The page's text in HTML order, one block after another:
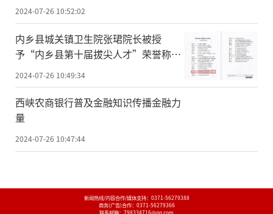
2024-07-26 10:52:02
内乡县城关镇卫生院张珺院长被授
予“内乡县第十届拔尖人才”荣誉称
2024-07-26 10:49:34
西峡农商银行普及金融知识传播金融力
量
2024-07-26 10:47:44
新闻热线/内容合作/媒体支持： 0371-56279388
商务(广告)合作： 0371-56279366
联系邮箱：798334716@qq.com